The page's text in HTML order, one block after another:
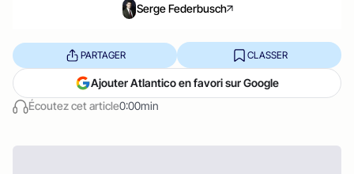
Serge Federbusch
Écoutez cet article0:00min
PARTAGER CLASSER
Ajouter Atlantico en favori sur Google